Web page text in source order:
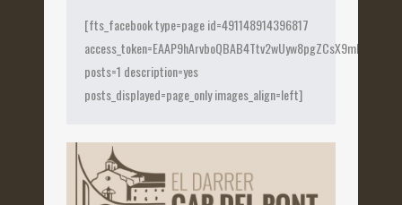
[fts_facebook type=page id=491148914396817
posts=1 description=yes
posts_displayed=page_only images_align=left]